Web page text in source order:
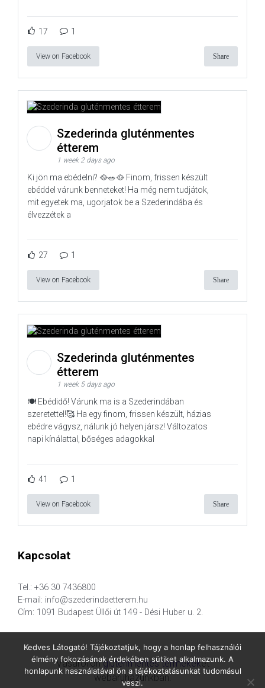
17 1
View on Facebook Share
Szederinda gluténmentes
étterem
1 week 2 days ago
Ki jön ma ebédelni? 🥘🥗🥘 Finom, frissen készült
ebéddel várunk benneteket! Ha még nem tudjátok,
mit egyetek ma, ugorjatok be a Szederindába és
élvezzétek a
27 1
View on Facebook Share
Szederinda gluténmentes
étterem
1 week 5 days ago
🍽️ Ebédidő! Várunk ma is a Szederindában
szeretettel!🥰 Ha egy finom, frissen készült, házias
ebédre vágysz, nálunk jó helyen jársz! Változatos
napi kínálattal, bőséges adagokkal
41 1
View on Facebook Share
Kapcsolat
Tel.: +36 30 7436800
E-mail: info@szederindaetterem.hu
Cím: 1091 Budapest Üllői út 149 - Dési Huber u. 2.
Vásároljongluténmentes termékeket
webáruházunkban.
Kedves Látogató! Tájékoztatjuk, hogy a honlap felhasználói
élmény fokozásának érdekében sütiket alkalmazunk. A
honlapunk használatával ön a tájékoztatásunkat tudomásul
veszi.